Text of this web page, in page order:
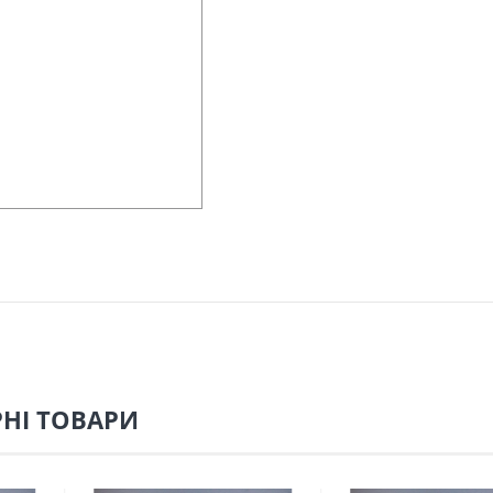
ТОВАРИ